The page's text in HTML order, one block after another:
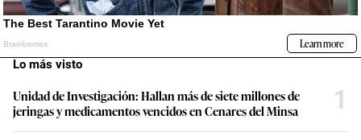
Lo más visto
Unidad de Investigación: Hallan más de siete millones de
jeringas y medicamentos vencidos en Cenares del Minsa
1